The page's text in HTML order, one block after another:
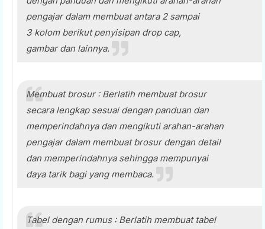
pengajar dalam membuat antara 2 sampai
3 kolom berikut penyisipan drop cap,
gambar dan lainnya.
Membuat brosur : Berlatih membuat brosur
secara lengkap sesuai dengan panduan dan
memperindahnya dan mengikuti arahan-arahan
pengajar dalam membuat brosur dengan detail
dan memperindahnya sehingga mempunyai
daya tarik bagi yang membaca.
Tabel dengan rumus : Berlatih membuat tabel